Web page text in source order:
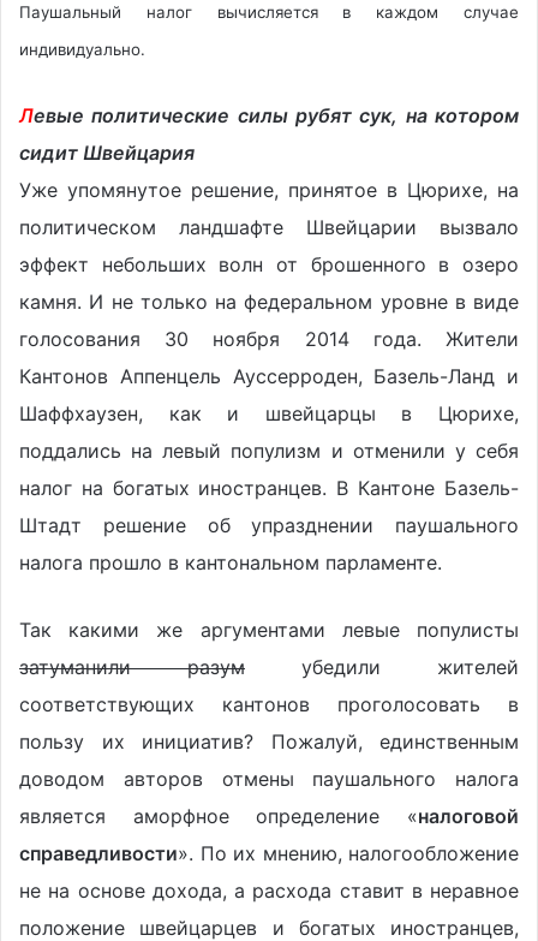
Паушальный налог вычисляется в каждом случае
индивидуально.
Левые политические силы рубят сук, на котором
сидит Швейцария
Уже упомянутое решение, принятое в Цюрихе, на
политическом ландшафте Швейцарии вызвало
эффект небольших волн от брошенного в озеро
камня. И не только на федеральном уровне в виде
голосования 30 ноября 2014 года. Жители
Кантонов Аппенцель Ауссерроден, Базель-Ланд и
Шаффхаузен, как и швейцарцы в Цюрихе,
поддались на левый популизм и отменили у себя
налог на богатых иностранцев. В Кантоне Базель-
Штадт решение об упразднении паушального
налога прошло в кантональном парламенте.
Так какими же аргументами левые популисты
затуманили разум убедили жителей
соответствующих кантонов проголосовать в
пользу их инициатив? Пожалуй, единственным
доводом авторов отмены паушального налога
является аморфное определение «налоговой
справедливости». По их мнению, налогообложение
не на основе дохода, а расхода ставит в неравное
положение швейцарцев и богатых иностранцев,